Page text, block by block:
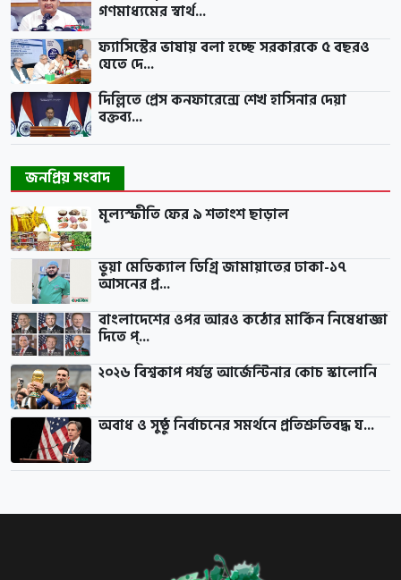
গণমাধ্যমের স্বার্থ...
ফ্যাসিস্টের ভাষায় বলা হচ্ছে সরকারকে ৫ বছরও
যেতে দে...
দিল্লিতে প্রেস কনফারেন্সে শেখ হাসিনার দেয়া
বক্তব্য...
জনপ্রিয় সংবাদ
মূল্যস্ফীতি ফের ৯ শতাংশ ছাড়াল
ভুয়া মেডিক্যাল ডিগ্রি জামায়াতের ঢাকা-১৭
আসনের প্র...
বাংলাদেশের ওপর আরও কঠোর মার্কিন নিষেধাজ্ঞা
দিতে প্...
২০২৬ বিশ্বকাপ পর্যন্ত আর্জেন্টিনার কোচ স্কালোনি
অবাধ ও সুষ্ঠু নির্বাচনের সমর্থনে প্রতিশ্রুতিবদ্ধ য...